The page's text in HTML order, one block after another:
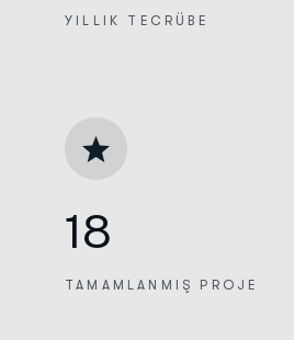
YILLIK TECRÜBE
18
TAMAMLANMIŞ PROJE